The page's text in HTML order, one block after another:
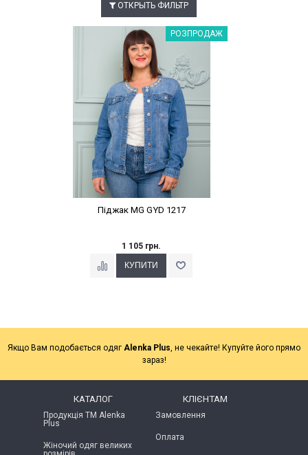
ОТКРЫТЬ ФИЛЬТР
Наклейки Варіант з %РОЗПРОДАЖ
Піджак MG GYD 1217
1 105 грн.
Якщо Вам подобається одяг Alenka Plus, не чекайте! Купуйте його прямо
зараз!
КАТАЛОГ
Продукція ТМ Alenka
Plus
Жіночий одяг великих
КЛІЄНТАМ
Замовлення
Оплата